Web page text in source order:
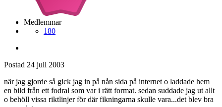
Medlemmar
180
Postad 24 juli 2003
när jag gjorde så gick jag in på nån sida på internet o laddade hem
en bild från ett fodral som var i rätt format. sedan suddade jag ut allt
o behöll vissa riktlinjer för där fikningarna skulle vara...det blev bra